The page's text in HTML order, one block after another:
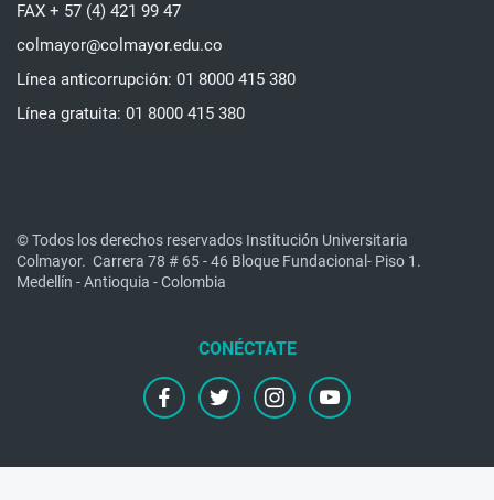
FAX + 57 (4) 421 99 47
colmayor@colmayor.edu.co
Línea anticorrupción: 01 8000 415 380
Línea gratuita: 01 8000 415 380
© Todos los derechos reservados Institución Universitaria
Colmayor. Carrera 78 # 65 - 46 Bloque Fundacional- Piso 1.
Medellín - Antioquia - Colombia